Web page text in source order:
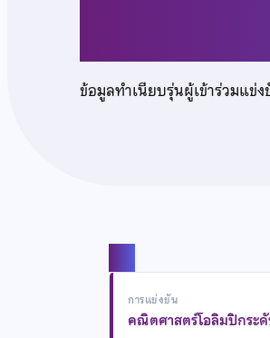
ข้อมูลทำเนียบรุ่นผู้เข้าร่วมแข่
การแข่งขัน
คณิตศาสตร์โอลิมปิกระ